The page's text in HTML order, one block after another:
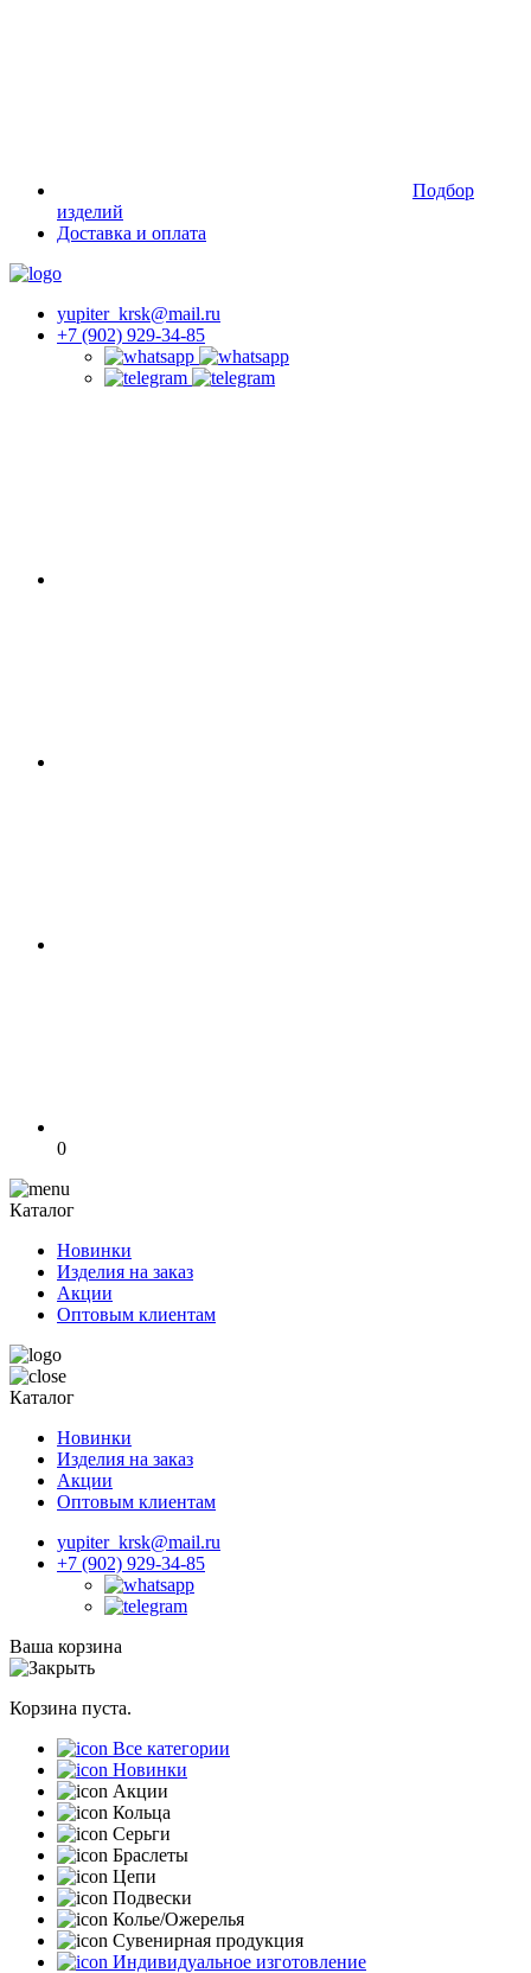
Подбор
изделий
Доставка и оплата
yupiter_krsk@mail.ru
+7 (902) 929-34-85
0
Каталог
Новинки
Изделия на заказ
Акции
Оптовым клиентам
Каталог
Новинки
Изделия на заказ
Акции
Оптовым клиентам
yupiter_krsk@mail.ru
+7 (902) 929-34-85
Ваша корзина
Корзина пуста.
Все категории
Новинки
Акции
Кольца
Серьги
Браслеты
Цепи
Подвески
Колье/Ожерелья
Сувенирная продукция
Индивидуальное изготовление